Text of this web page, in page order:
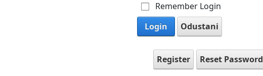
Remember Login
Login
Odustani
Register Reset Password